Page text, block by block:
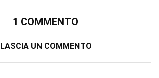
1 COMMENTO
LASCIA UN COMMENTO